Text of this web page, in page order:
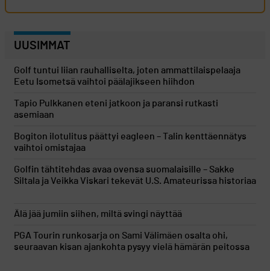
UUSIMMAT
Golf tuntui liian rauhalliselta, joten ammattilaispelaaja
Eetu Isometsä vaihtoi päälajikseen hiihdon
Tapio Pulkkanen eteni jatkoon ja paransi rutkasti
asemiaan
Bogiton ilotulitus päättyi eagleen – Talin kenttäennätys
vaihtoi omistajaa
Golfin tähtitehdas avaa ovensa suomalaisille – Sakke
Siltala ja Veikka Viskari tekevät U.S. Amateurissa historiaa
Älä jää jumiin siihen, miltä svingi näyttää
PGA Tourin runkosarja on Sami Välimäen osalta ohi,
seuraavan kisan ajankohta pysyy vielä hämärän peitossa